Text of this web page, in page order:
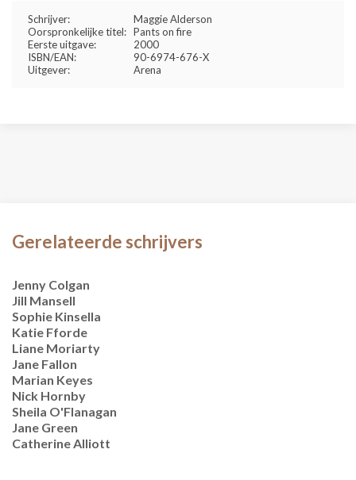
Schrijver:
Maggie Alderson
Oorspronkelijke titel: Pants on fire
Eerste uitgave:
2000
ISBN/EAN:
90-6974-676-X
Uitgever:
Arena
Gerelateerde schrijvers
Jenny Colgan
Jill Mansell
Sophie Kinsella
Katie Fforde
Liane Moriarty
Jane Fallon
Marian Keyes
Nick Hornby
Sheila O'Flanagan
Jane Green
Catherine Alliott